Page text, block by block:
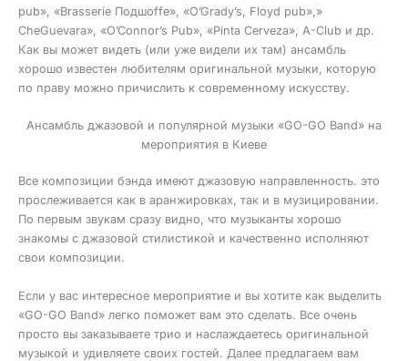
pub», «Brasserie Подшоffе», «O’Grady’s, Floyd pub»,»
CheGuevara», «O’Connor’s Pub», «Pinta Cerveza», A-Club и др.
Как вы может видеть (или уже видели их там) ансамбль
хорошо известен любителям оригинальной музыки, которую
по праву можно причислить к современному искусству.
Ансамбль джазовой и популярной музыки «GO-GO Band» на
мероприятия в Киеве
Все композиции бэнда имеют джазовую направленность. это
прослеживается как в аранжировках, так и в музицировании.
По первым звукам сразу видно, что музыканты хорошо
знакомы с джазовой стилистикой и качественно исполняют
свои композиции.
Если у вас интересное мероприятие и вы хотите как выделить
«GO-GO Band» легко поможет вам это сделать. Все очень
просто вы заказываете трио и наслаждаетесь оригинальной
музыкой и удивляете своих гостей. Далее предлагаем вам